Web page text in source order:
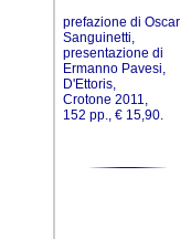
prefazione di Oscar
Sanguinetti,
presentazione di
Ermanno Pavesi,
D'Ettoris,
Crotone 2011,
152 pp., € 15,90.